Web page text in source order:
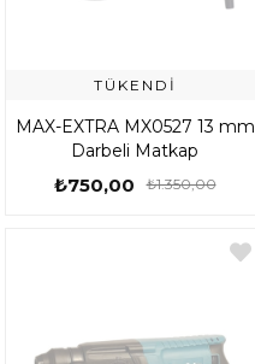
TÜKENDI
MAX-EXTRA MX0527 13 mm
Darbeli Matkap
₺750,00 ₺1.350,00